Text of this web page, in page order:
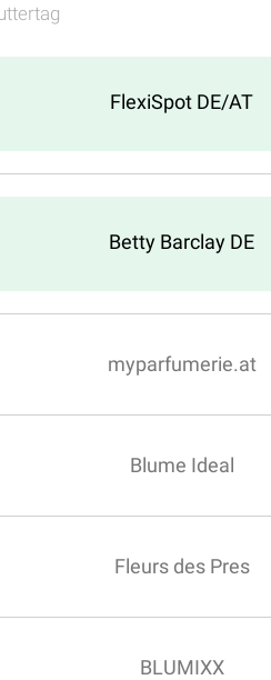
FlexiSpot DE/AT
Betty Barclay DE
myparfumerie.at
Blume Ideal
Fleurs des Pres
BLUMIXX